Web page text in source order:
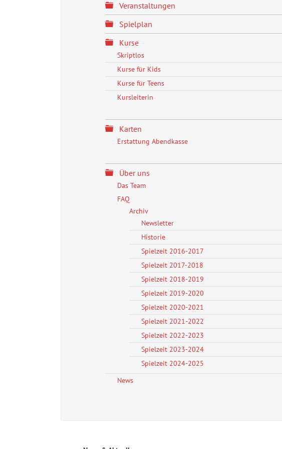
Veranstaltungen
Spielplan
Kurse
Skriptlos
Kurse für Kids
Kurse für Teens
Kursleiterin
Karten
Erstattung Abendkasse
Über uns
Das Team
FAQ
Archiv
Newsletter
Historie
Spielzeit 2016-2017
Spielzeit 2017-2018
Spielzeit 2018-2019
Spielzeit 2019-2020
Spielzeit 2020-2021
Spielzeit 2021-2022
Spielzeit 2022-2023
Spielzeit 2023-2024
Spielzeit 2024-2025
News